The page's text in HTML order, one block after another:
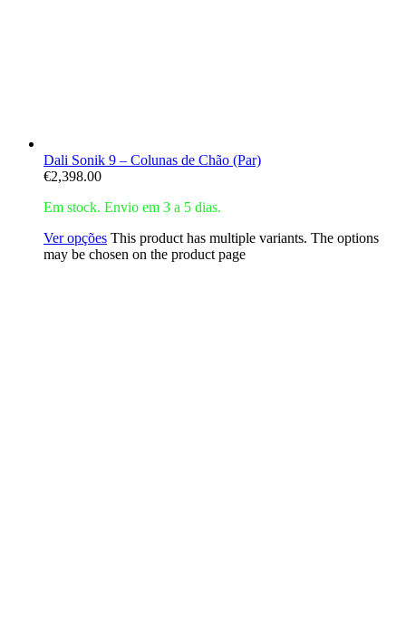
Dali Sonik 9 – Colunas de Chão (Par)
€2,398.00
Em stock. Envio em 3 a 5 dias.
Ver opções This product has multiple variants. The options
may be chosen on the product page